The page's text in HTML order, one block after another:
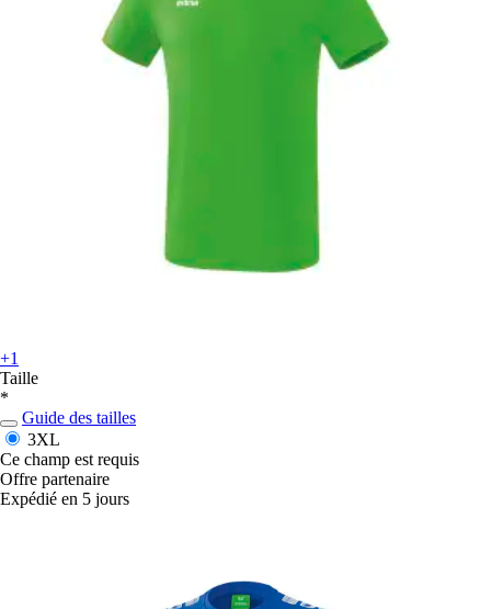
+1
Taille
*
Guide des tailles
3XL
Ce champ est requis
Offre partenaire
Expédié en 5 jours